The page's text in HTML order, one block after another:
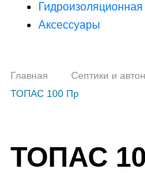
Аксессуары
Главная
Септики и
ТОПАС 100 Пр
ТОПАС